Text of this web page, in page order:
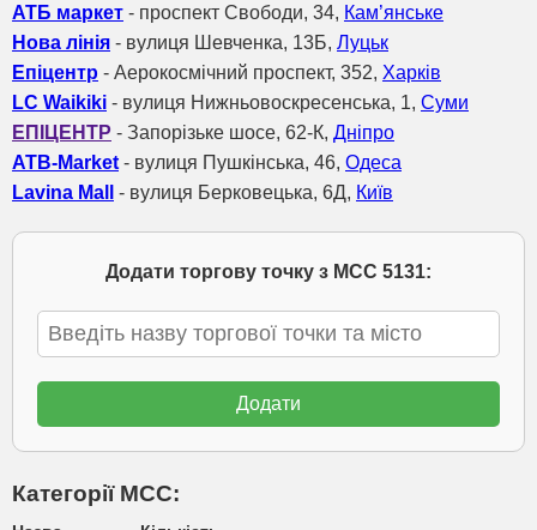
АТБ маркет - проспект Свободи, 34, Кам’янське
Нова лінія - вулиця Шевченка, 13Б, Луцьк
Епіцентр - Аерокосмічний проспект, 352, Харків
LC Waikiki - вулиця Нижньовоскресенська, 1, Суми
ЕПІЦЕНТР - Запорізьке шосе, 62-К, Дніпро
ATB-Market - вулиця Пушкінська, 46, Одеса
Lavina Mall
- вулиця Берковецька, 6Д, Київ
Додати торгову точку з МСС 5131:
Категорії МСС: